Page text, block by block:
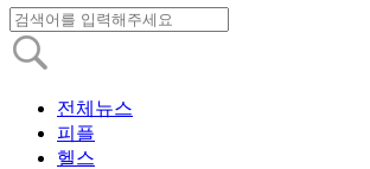
전체뉴스
피플
헬스